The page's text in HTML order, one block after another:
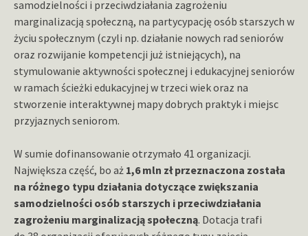
samodzielności i przeciwdziałania zagrożeniu
marginalizacją społeczną, na partycypację osób starszych w
życiu społecznym (czyli np. działanie nowych rad seniorów
oraz rozwijanie kompetencji już istniejących), na
stymulowanie aktywności społecznej i edukacyjnej seniorów
w ramach ścieżki edukacyjnej w trzeci wiek oraz na
stworzenie interaktywnej mapy dobrych praktyk i miejsc
przyjaznych seniorom.
W sumie dofinansowanie otrzymało 41 organizacji.
Największa część, bo aż 1,6 mln zł przeznaczona została
na różnego typu działania dotyczące zwiększania
samodzielności osób starszych i przeciwdziałania
zagrożeniu marginalizacją społeczną. Dotacja trafi